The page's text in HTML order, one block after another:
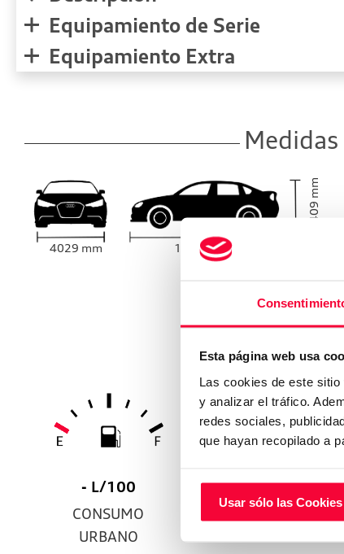
Esta página web usa
Las cookies de este
y analizar el tráfico.
redes sociales,
que hayan recopilado a
Usar sólo las
Equipamiento de Serie
Equipamiento Extra
1409
mm
4029 mm 1740mm
- L/100
CONSUMO
URBANO
- L/100